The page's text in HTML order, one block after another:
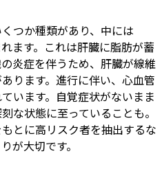
つか種類があり、中には
ます。これは肝臓に脂肪が蓄
炎症を伴うため、肝臓が線維
ります。進行に伴い、心血管
います。自覚症状がないまま
な状態に至っていることも。
とに高リスク者を抽出するな
が大切です。